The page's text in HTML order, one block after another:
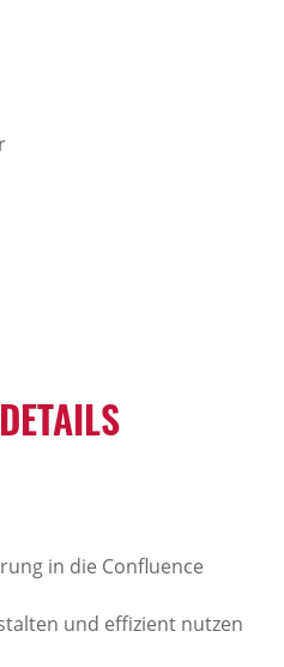
in die Confluence
und effizient nutzen